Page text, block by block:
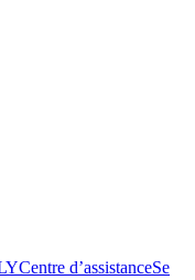
Centre d’assistanceSe